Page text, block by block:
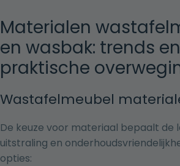
Materialen
en wasbak: trends en
praktische
Wastafelmeubel
De keuze voor materiaal bepaalt de
uitstraling en
opties: